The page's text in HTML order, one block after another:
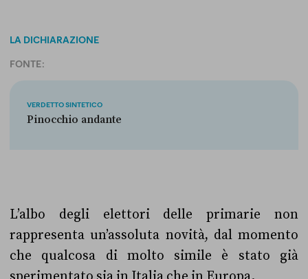
LA DICHIARAZIONE
FONTE:
VERDETTO SINTETICO
Pinocchio andante
L’albo degli elettori delleprimarie non
rappresenta un’assoluta novità, dal momento
che qualcosa di molto simile è stato già